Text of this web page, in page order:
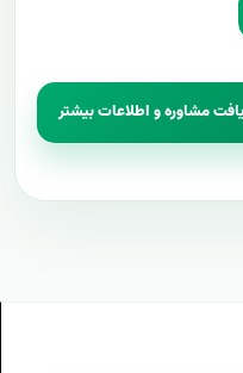
مشاوره و اطلاعات بیشتر